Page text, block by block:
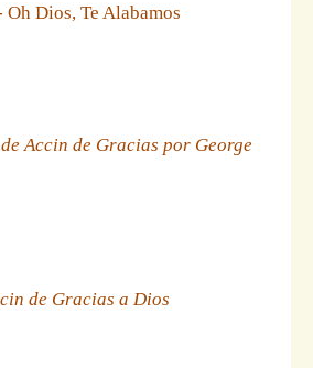
Oh Dios, Te Alabamos
Accin de Gracias por George
de Gracias a Dios